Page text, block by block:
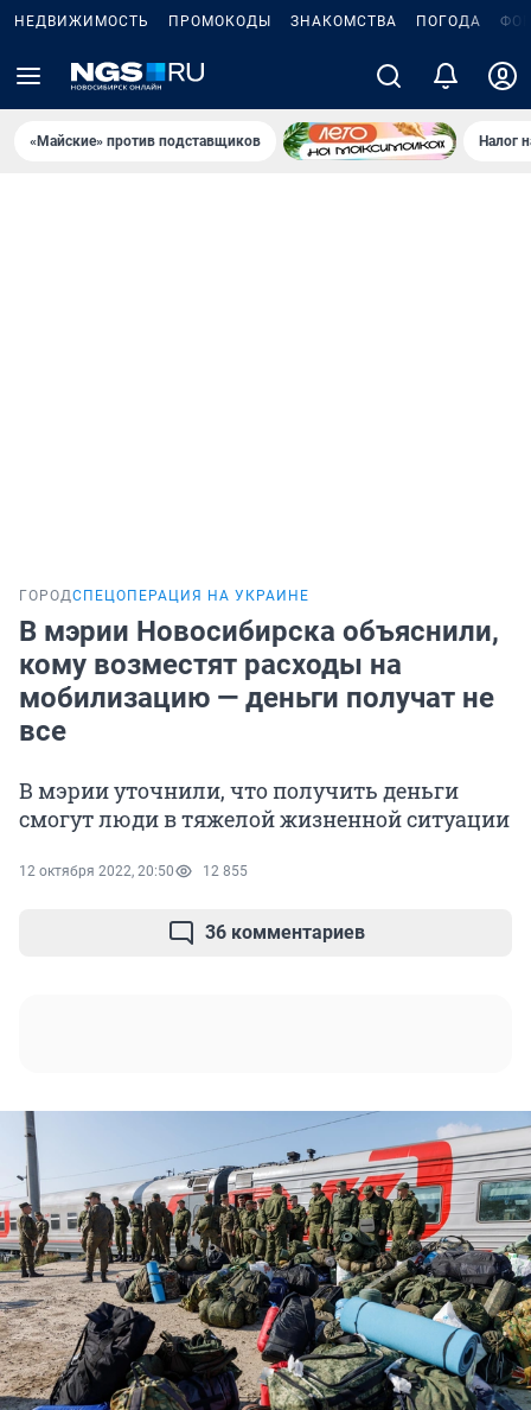
НЕДВИЖИМОСТЬ ПРОМОКОДЫ ЗНАКОМСТВА ПОГОДА
«Майские» против подставщиков Налог
ГОРОДСПЕЦОПЕРАЦИЯ НА УКРАИНЕ
В мэрии Новосибирска объяснили,
кому возместят расходы на
мобилизацию — деньги получат не
все
В мэрии уточнили, что получить деньги
смогут люди в тяжелой жизненной ситуации
12 октября 2022, 20:50 12 855
36 комментариев